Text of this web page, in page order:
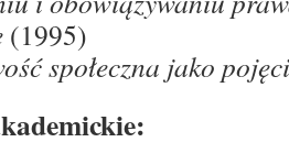
(1995)
społeczna jako